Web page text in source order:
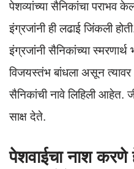
पेशव्यांच्या सैनिकांचा पराभव
इंग्रजांनी ही लढाई जिंकली
इंग्रजांनी सैनिकांच्या
विजयस्तंभ बांधला असून
सैनिकांची नावे लिहिली आहेत.
साक्ष देते.
पेशवाईचा नाश करणे